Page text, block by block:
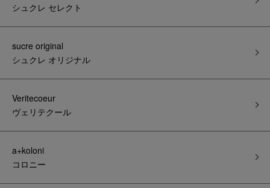
シュクレ セレクト
sucre original
シュクレ オリジナル
Veritecoeur
ヴェリテクール
a+koloni
コロニー